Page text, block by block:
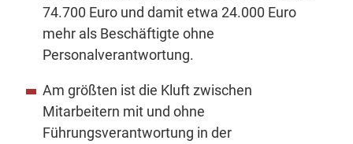
74.700 Euro und damit etwa 24.000 Euro
mehr als Beschäftigte ohne
Personalverantwortung.
Am größten ist die Kluft zwischen
Mitarbeitern mit und ohne
Führungsverantwortung in der